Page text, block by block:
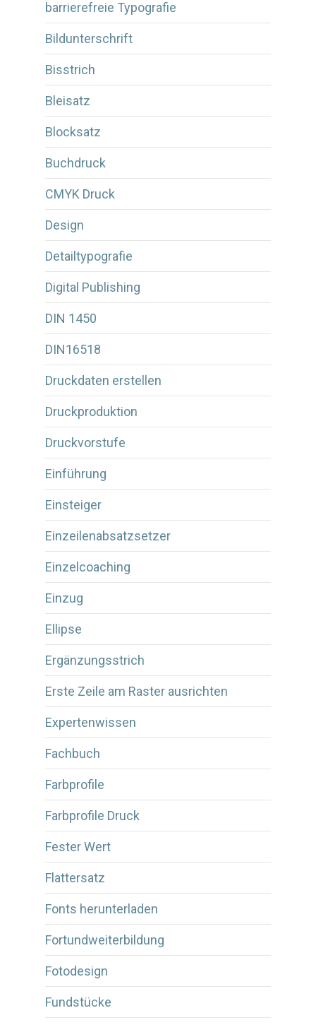
barrierefreie Typografie
Bildunterschrift
Bisstrich
Bleisatz
Blocksatz
Buchdruck
CMYK Druck
Design
Detailtypografie
Digital Publishing
DIN 1450
DIN16518
Druckdaten erstellen
Druckproduktion
Druckvorstufe
Einführung
Einsteiger
Einzeilenabsatzsetzer
Einzelcoaching
Einzug
Ellipse
Ergänzungsstrich
Erste Zeile am Raster ausrichten
Expertenwissen
Fachbuch
Farbprofile
Farbprofile Druck
Fester Wert
Flattersatz
Fonts herunterladen
Fortundweiterbildung
Fotodesign
Fundstücke